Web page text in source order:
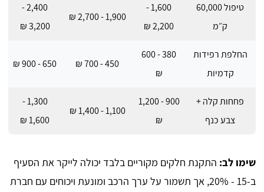
טיפול 60,000
ק״מ
1,600 -
2,200 ₪
1,900 - 2,700 ₪
2,400 -
3,200 ₪
החלפת רפידות
קדמיות
380 - 600
₪
450 - 700 ₪
650 - 900 ₪
פחחות קלה +
צבע כנף
900 - 1,200
₪
1,100 - 1,400 ₪
1,300 -
1,600 ₪
שימו לב: התקנת חלקים מקוריים בלבד יכולה לייקר את הסעיף
ב-15 - 20%, אך תשמור על ערך הרכב ומונעת ויכוחים עם חברת